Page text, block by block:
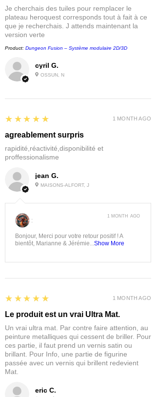
cyril G.
OSSUN, N
Je cherchais des tuiles pour remplacer le
plateau heroquest corresponds tout à fait à ce
que je recherchais. J attends maintenant la
version verte
Product: Dungeon Fusion – Système modulaire 2D/3D
jean G.
MAISONS-ALFORT, J
5
★★★★★
agreablement surpris
rapidité,réactivité,disponibilité et
proffessionalisme
1 MONTH AGO
:
Bonjour, Merci pour votre retour positif ! A
bientôt, Marianne & Jérémie...Show More
1 MONTH AGO
eric C.
5
★★★★★
Le produit est un vrai Ultra Mat.
Un vrai ultra mat. Par contre faire attention, au
peinture metalliques qui cessent de briller. Pour
ces partie, il faut prend un vernis satin ou
brillant. Pour Info, une partie de figurine
passée avec un vernis qui brillent redevient
Mat.
1 MONTH AGO